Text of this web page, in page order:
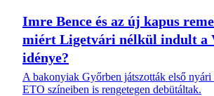
Imre Bence és az új kapus
miért Ligetvári nélkül indult a
idénye?
A bakonyiak Győrben játszották első nyári
ETO színeiben is rengetegen debütáltak.